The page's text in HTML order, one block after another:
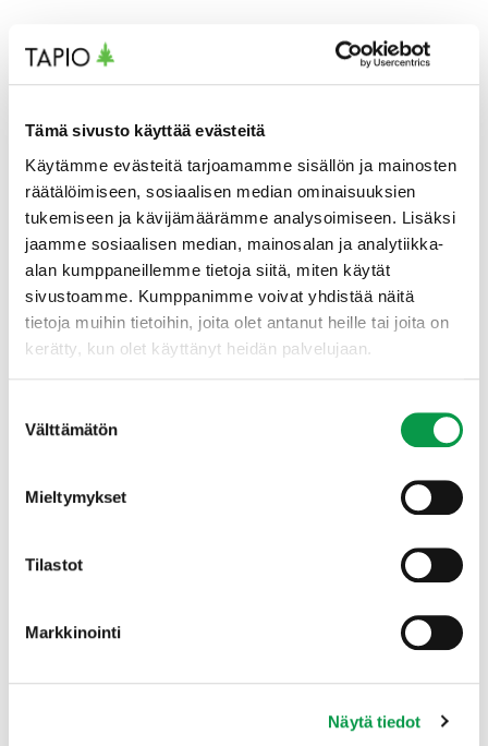
Tämä sivusto käyttää evästeitä
Käytämme evästeitä tarjoamamme sisällön ja mainosten
räätälöimiseen, sosiaalisen median ominaisuuksien
tukemiseen ja kävijämäärämme analysoimiseen. Lisäksi
jaamme sosiaalisen median, mainosalan ja analytiikka-
alan kumppaneillemme tietoja siitä, miten käytät
sivustoamme. Kumppanimme voivat yhdistää näitä
tietoja muihin tietoihin, joita olet antanut heille tai joita on
kerätty, kun olet käyttänyt heidän palvelujaan.
valinta
Välttämätön
Mieltymykset
Tilastot
Markkinointi
Näytä tiedot
“Tapion hyvä maine lisää
metsäympäristöohjelman vaikuttavuutta. Omin
voimin laajan materiaalipaketin laatiminen olisi
saimme käyttöömme koko Tapion laajan
asiantuntemuksen. Olen todella tyytyväinen
lopputulokseen. Suoritin itsekin verkkokurssin, ja
opin monta uutta hyödyllistä asiaa”, kertoo
Anniina Kostilainen, Sahateollisuus ry:n
yhteiskuntasuhdepäällikkö.
Lisätietoa
Monimetsä-hanke →